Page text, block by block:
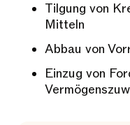
Tilgung von
Mitteln
Abbau von
Einzug von